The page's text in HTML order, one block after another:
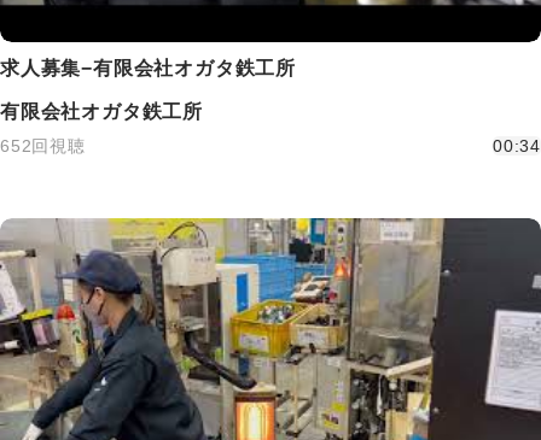
求人募集−有限会社オガタ鉄工所
有限会社オガタ鉄工所
652回視聴 00:34